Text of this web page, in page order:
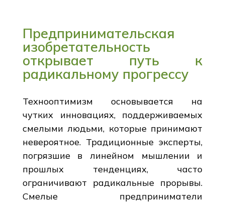
Предпринимательская
изобретательность
открывает путь к
радикальному прогрессу
Технооптимизм основывается на
чутких инновациях, поддерживаемых
смелыми людьми, которые принимают
невероятное. Традиционные эксперты,
погрязшие в линейном мышлении и
прошлых тенденциях, часто
ограничивают радикальные прорывы.
Смелые предприниматели